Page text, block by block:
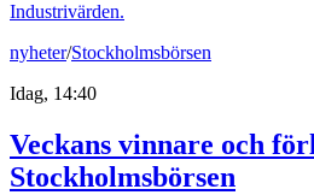
Industrivärden.
nyheter/Stockholmsbörsen
Idag, 14:40
Veckans vinnare och
Stockholmsbörsen